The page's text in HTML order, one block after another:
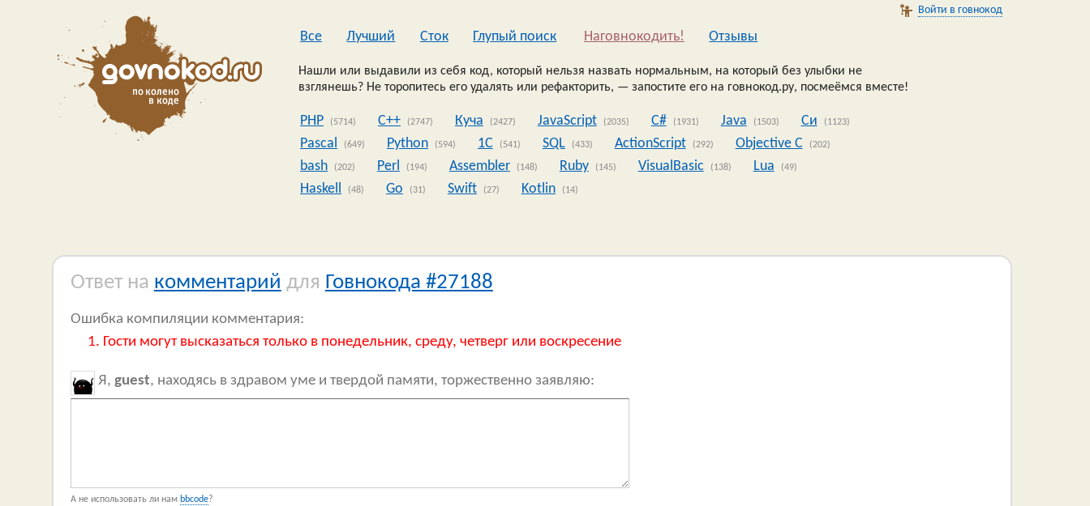
Войти в говнокод
Все Лучший Сток Глупый поиск Наговнокодить! Oтзывы
Нашли или выдавили из себя код, который нельзя назвать нормальным, на который без улыбки не
взглянешь? Не торопитесь его удалять или рефакторить, — запостите его на говнокод.ру, посмеёмся вместе!
PHP (5714) C++ (2747) Куча (2427) JavaScript (2035) C# (1931) Java (1503) Си (1123)
Pascal (649) Python (594) 1C (541) SQL (433) ActionScript (292) Objective C (202)
bash (202) Perl (194) Assembler (148) Ruby (145) VisualBasic (138) Lua (49)
Haskell (48) Go (31) Swift (27) Kotlin (14)
Ответ на комментарий для Говнокода #27188
Ошибка компиляции комментария:
Гости могут высказаться только в понедельник, среду, четверг или воскресение
Я, guest, находясь в здравом уме и твердой памяти, торжественно заявляю:
А не использовать ли нам bbcode?